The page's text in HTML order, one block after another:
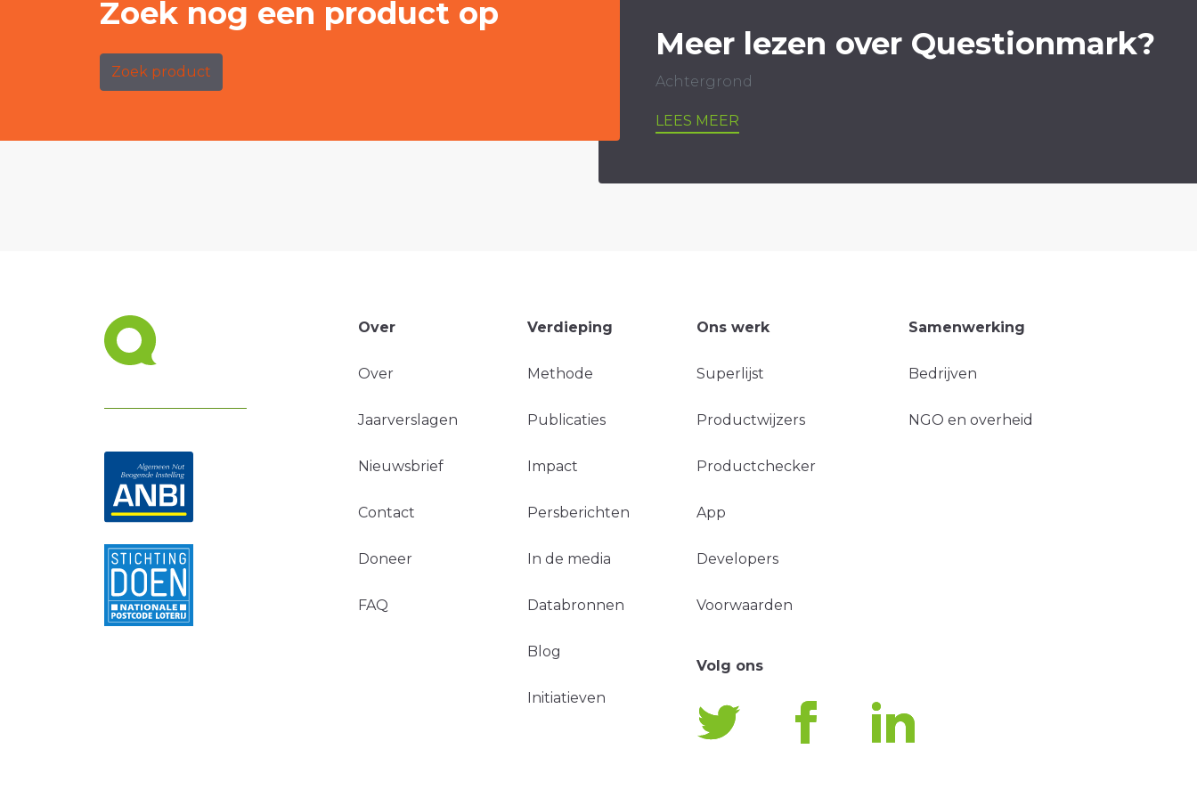
Zoek nog een product op
Zoek product
Meer lezen over Questionmark?
Achtergrond
LEES MEER
Over
Over
Jaarverslagen
Nieuwsbrief
Contact
Doneer
FAQ
Verdieping
Methode
Publicaties
Impact
Persberichten
In de media
Databronnen
Blog
Initiatieven
Ons werk
Superlijst
Productwijzers
Productchecker
App
Developers
Voorwaarden
Samenwerking
Bedrijven
NGO en overheid
Volg ons